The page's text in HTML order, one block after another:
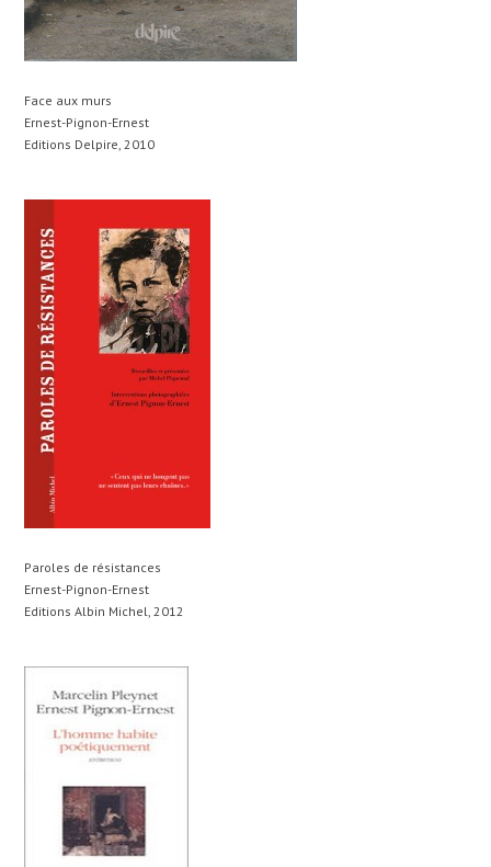
Face aux murs
Ernest-Pignon-Ernest
Editions Delpire, 2010
Paroles de résistances
Ernest-Pignon-Ernest
Editions Albin Michel, 2012